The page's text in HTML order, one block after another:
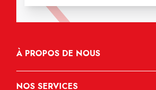
À PROPOS DE NOUS
NOS SERVICES